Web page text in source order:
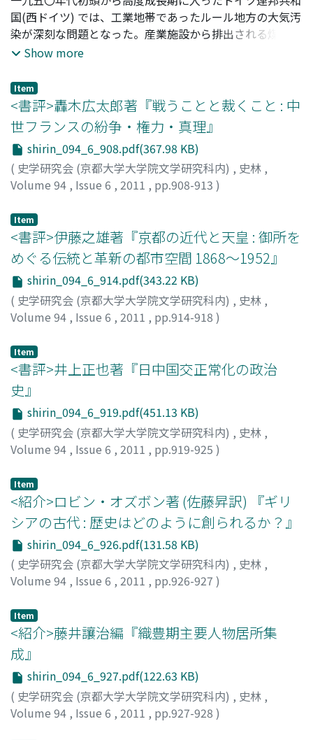
応がもつ切実さや説得力は、「主動」側が改革案を再調整
しつつ、行政機構の「近代化」を推し進めるために必須の
要件であった。
国(西ドイツ) では、工業地帯であったルール地方の大気汚
染が深刻な問題となった。産業施設から排出される煤煙
が、健康被害のみならず、森林被害をも引き起こしていた
少を意味していたため、ルール地方を含む州であるノルト
ライン=ヴェストファーレンの営林家連盟(森林所有者の利
益団体) 、同州の森林行政関係者や林学者が、煙害の解決
のために議論を重ねた。社会的には少数であった彼らの議
論は、林業とは縁遠い一般市民の関心を集めることはなか
ったが、結果的には林業関係者以外にも一定の恩恵をもた
らすことになった。すなわち、一連の議論の帰結として、
措置が、散策や保養の場として地域住民が利用可能な森林
をも、救済することになったのである。
Show more
Item
<書評>轟木広太郎著『戦うことと裁くこと : 中
世フランスの紛争・権力・真理』
shirin_094_6_908.pdf(367.98 KB)
( 史学研究会 (京都大学大学院文学研究科内) , 史林 ,
Volume 94 , Issue 6 , 2011 , pp.908-913 )
Item
<書評>伊藤之雄著『京都の近代と天皇 : 御所を
めぐる伝統と革新の都市空間 1868〜1952』
shirin_094_6_914.pdf(343.22 KB)
( 史学研究会 (京都大学大学院文学研究科内) , 史林 ,
Volume 94 , Issue 6 , 2011 , pp.914-918 )
Item
<書評>井上正也著『日中国交正常化の政治
史』
shirin_094_6_919.pdf(451.13 KB)
( 史学研究会 (京都大学大学院文学研究科内) , 史林 ,
Volume 94 , Issue 6 , 2011 , pp.919-925 )
Item
<紹介>ロビン・オズボン著 (佐藤昇訳) 『ギリ
シアの古代 : 歴史はどのように創られるか？』
shirin_094_6_926.pdf(131.58 KB)
( 史学研究会 (京都大学大学院文学研究科内) , 史林 ,
Volume 94 , Issue 6 , 2011 , pp.926-927 )
Item
<紹介>藤井讓治編『織豊期主要人物居所集
成』
shirin_094_6_927.pdf(122.63 KB)
( 史学研究会 (京都大学大学院文学研究科内) , 史林 ,
Volume 94 , Issue 6 , 2011 , pp.927-928 )